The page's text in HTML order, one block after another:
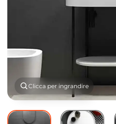
Clicca per ingrandire